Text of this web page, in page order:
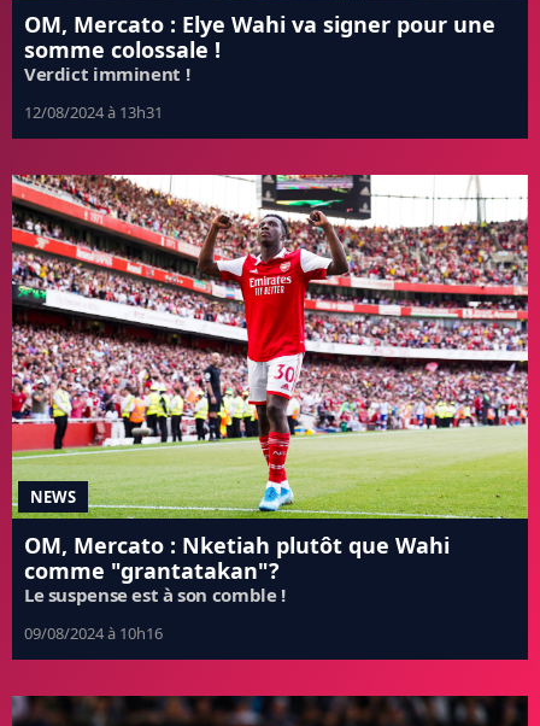
OM, Mercato : Elye Wahi va signer pour une
somme colossale !
Verdict imminent !
12/08/2024 à 13h31
NEWS
OM, Mercato : Nketiah plutôt que Wahi
comme "grantatakan"?
Le suspense est à son comble !
09/08/2024 à 10h16